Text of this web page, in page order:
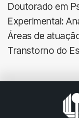
Doutorado em
Experimental:
Áreas de
Transtorno do